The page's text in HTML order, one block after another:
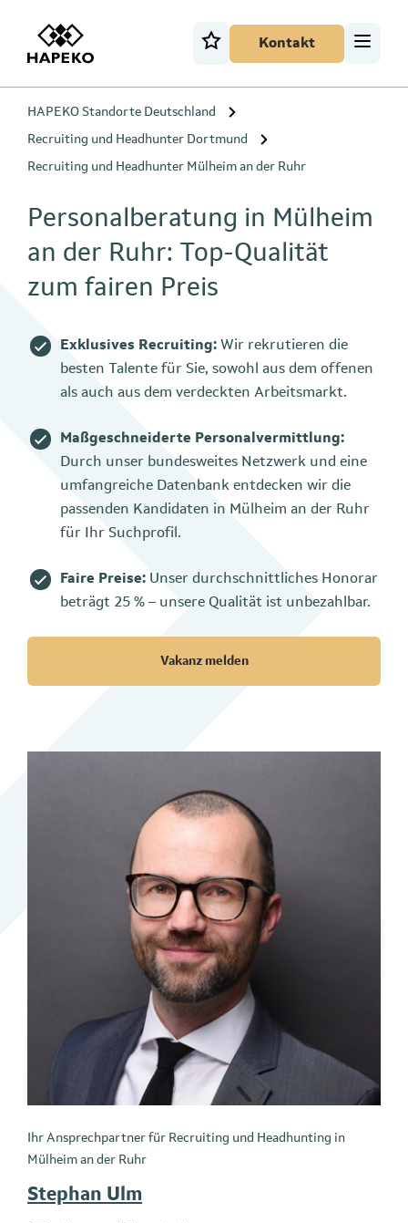
Kontakt
HAPEKO Standorte Deutschland
Recruiting und Headhunter Dortmund
Recruiting und Headhunter Mülheim an der Ruhr
Personalberatung in Mülheim
an der Ruhr: Top-Qualität
zum fairen Preis
Exklusives Recruiting: Wir rekrutieren die
besten Talente für Sie, sowohl aus dem offenen
als auch aus dem verdeckten Arbeitsmarkt.
Maßgeschneiderte Personalvermittlung:
Durch unser bundesweites Netzwerk und eine
umfangreiche Datenbank entdecken wir die
passenden Kandidaten in Mülheim an der Ruhr
für Ihr Suchprofil.
Faire Preise: Unser durchschnittliches Honorar
beträgt 25 % – unsere Qualität ist unbezahlbar.
Vakanz melden
Ihr Ansprechpartner für Recruiting und Headhunting in
Mülheim an der Ruhr
Stephan Ulm